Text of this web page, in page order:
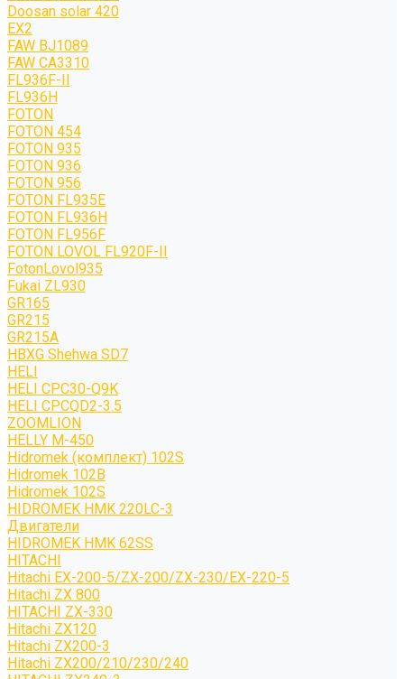
Doosan solar 420
EX2
FAW BJ1089
FAW CA3310
FL936F-II
FL936H
FOTON
FOTON 454
FOTON 935
FOTON 936
FOTON 956
FOTON FL935E
FOTON FL936H
FOTON FL956F
FOTON LOVOL FL920F-II
FotonLovol935
Fukai ZL930
GR165
GR215
GR215A
HBXG Shehwa SD7
HELI
HELI CPC30-Q9K
HELI CPCQD2-3.5
ZOOMLION
HELLY M-450
Hidromek (комплект) 102S
Hidromek 102B
Hidromek 102S
HIDROMEK HMK 220LC-3
Двигатели
HIDROMEK HMK 62SS
HITACHI
Hitachi EX-200-5/ZX-200/ZX-230/EX-220-5
Hitachi ZX 800
HITACHI ZX-330
Hitachi ZX120
Hitachi ZX200-3
Hitachi ZX200/210/230/240